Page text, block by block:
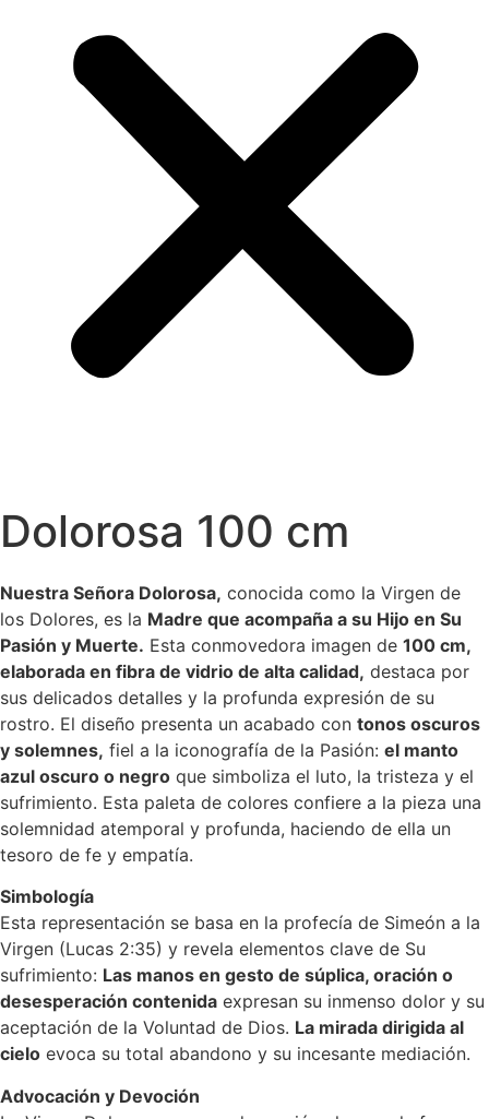
Dolorosa 100 cm
Nuestra Señora Dolorosa, conocida como la Virgen de
los Dolores, es la Madre que acompaña a su Hijo en Su
Pasión y Muerte. Esta conmovedora imagen de 100 cm,
elaborada en fibra de vidrio de alta calidad, destaca por
sus delicados detalles y la profunda expresión de su
rostro. El diseño presenta un acabado con tonos oscuros
y solemnes, fiel a la iconografía de la Pasión: el manto
azul oscuro o negro que simboliza el luto, la tristeza y el
sufrimiento. Esta paleta de colores confiere a la pieza una
solemnidad atemporal y profunda, haciendo de ella un
tesoro de fe y empatía.
Simbología
Esta representación se basa en la profecía de Simeón a la
Virgen (Lucas 2:35) y revela elementos clave de Su
sufrimiento: Las manos en gesto de súplica, oración o
desesperación contenida expresan su inmenso dolor y su
aceptación de la Voluntad de Dios. La mirada dirigida al
cielo evoca su total abandono y su incesante mediación.
Advocación y Devoción